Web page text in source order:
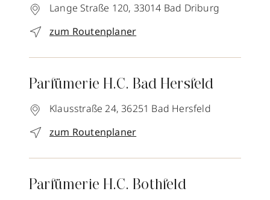
Lange Straße 120, 33014 Bad Driburg
zum Routenplaner
Parfümerie H.C. Bad Hersfeld
Klausstraße 24, 36251 Bad Hersfeld
zum Routenplaner
Parfümerie H.C. Bothfeld